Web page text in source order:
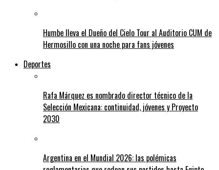
Humbe lleva el Dueño del Cielo Tour al Auditorio CUM de
Hermosillo con una noche para fans jóvenes
Deportes
Rafa Márquez es nombrado director técnico de la
Selección Mexicana: continuidad, jóvenes y Proyecto
2030
Argentina en el Mundial 2026: las polémicas